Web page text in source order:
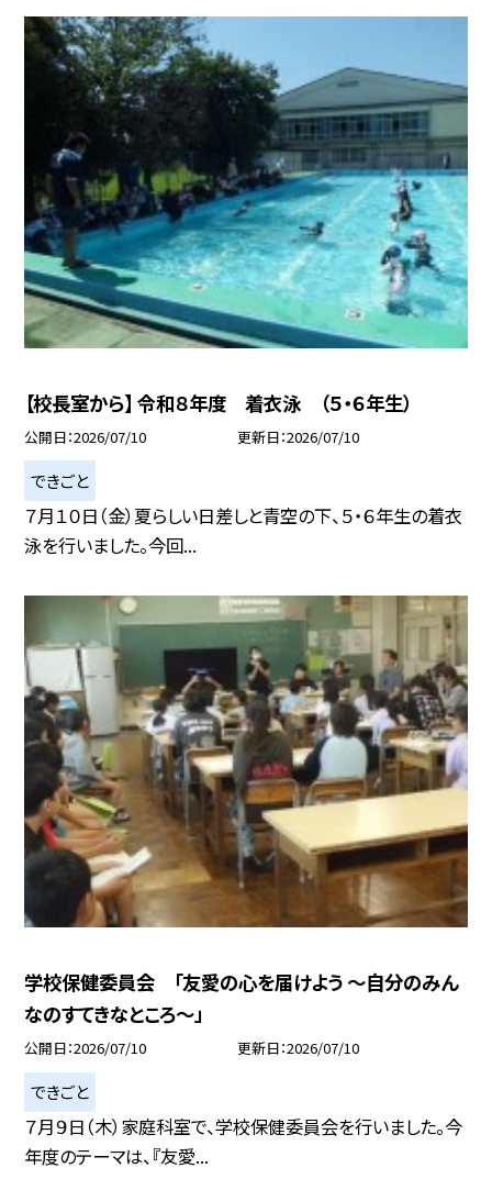
【校長室から】 令和８年度 着衣泳 （５・６年生）
公開日 2026/07/10 更新日 2026/07/10
できごと
７月１０日（金）夏らしい日差しと青空の下、５・６年生の着衣
泳を行いました。今回...
学校保健委員会 「友愛の心を届けよう 〜自分のみん
なのすてきなところ〜」
公開日 2026/07/10 更新日 2026/07/10
できごと
７月９日（木）家庭科室で、学校保健委員会を行いました。今
年度のテーマは、『友愛...